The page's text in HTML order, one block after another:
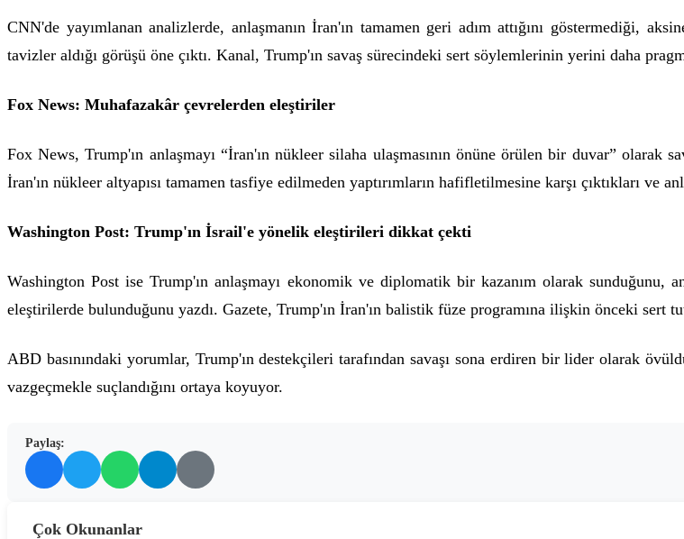
CNN'de yayımlanan analizlerde, anlaşmanın İran'ın tamamen geri adım attığını göstermediği,
tavizler aldığı görüşü öne çıktı. Kanal, Trump'ın savaş sürecindeki sert söylemlerinin yerini daha
Fox News: Muhafazakâr çevrelerden eleştiriler
Fox News, Trump'ın anlaşmayı “İran'ın nükleer silaha ulaşmasının önüne örülen bir duvar” olarak
İran'ın nükleer altyapısı tamamen tasfiye edilmeden yaptırımların hafifletilmesine karşı çıktıkları ve
Washington Post: Trump'ın İsrail'e yönelik eleştirileri dikkat çekti
Washington Post ise Trump'ın anlaşmayı ekonomik ve diplomatik bir kazanım olarak sunduğunu,
eleştirilerde bulunduğunu yazdı. Gazete, Trump'ın İran'ın balistik füze programına ilişkin önceki sert
ABD basınındaki yorumlar, Trump'ın destekçileri tarafından savaşı sona erdiren bir lider olarak
vazgeçmekle suçlandığını ortaya koyuyor.
Paylaş:
Çok Okunanlar